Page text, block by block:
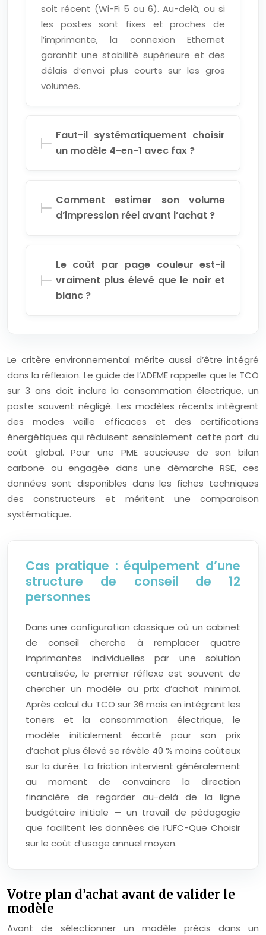
soit récent (Wi-Fi 5 ou 6). Au-delà, ou si
les postes sont fixes et proches de
l’imprimante, la connexion Ethernet
garantit une stabilité supérieure et des
délais d’envoi plus courts sur les gros
volumes.
Faut-il systématiquement choisir
un modèle 4-en-1 avec fax ?
Comment estimer son volume
d’impression réel avant l’achat ?
Le coût par page couleur est-il
vraiment plus élevé que le noir et
blanc ?
Le critère environnemental mérite aussi d’être intégré
dans la réflexion. Le guide de l’ADEME rappelle que le TCO
sur 3 ans doit inclure la consommation électrique, un
poste souvent négligé. Les modèles récents intègrent
des modes veille efficaces et des certifications
énergétiques qui réduisent sensiblement cette part du
coût global. Pour une PME soucieuse de son bilan
carbone ou engagée dans une démarche RSE, ces
données sont disponibles dans les fiches techniques
des constructeurs et méritent une comparaison
systématique.
Cas pratique : équipement d’une
structure de conseil de 12
personnes
Dans une configuration classique où un cabinet
de conseil cherche à remplacer quatre
imprimantes individuelles par une solution
centralisée, le premier réflexe est souvent de
chercher un modèle au prix d’achat minimal.
Après calcul du TCO sur 36 mois en intégrant les
toners et la consommation électrique, le
modèle initialement écarté pour son prix
d’achat plus élevé se révèle 40 % moins coûteux
sur la durée. La friction intervient généralement
au moment de convaincre la direction
financière de regarder au-delà de la ligne
budgétaire initiale — un travail de pédagogie
que facilitent les données de l’UFC-Que Choisir
sur le coût d’usage annuel moyen.
Votre plan d’achat avant de valider le
modèle
Avant de sélectionner un modèle précis dans un